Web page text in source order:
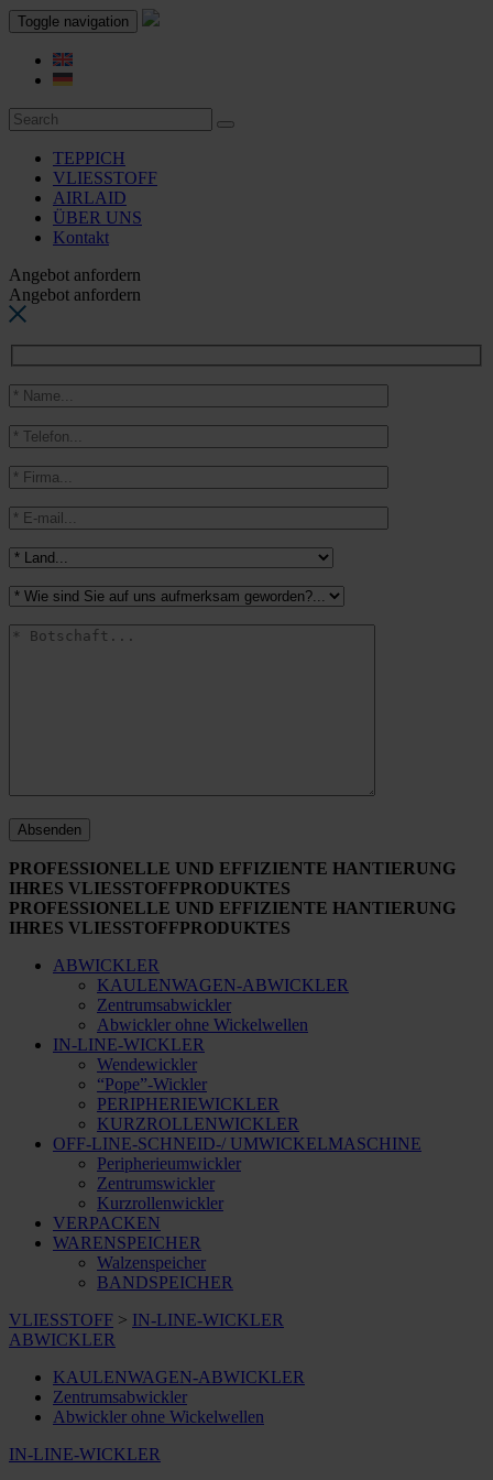
Toggle navigation
TEPPICH
VLIESSTOFF
AIRLAID
ÜBER UNS
Kontakt
Angebot anfordern
Angebot anfordern
PROFESSIONELLE UND EFFIZIENTE HANTIERUNG
IHRES VLIESSTOFFPRODUKTES
PROFESSIONELLE UND EFFIZIENTE HANTIERUNG
IHRES VLIESSTOFFPRODUKTES
ABWICKLER
KAULENWAGEN-ABWICKLER
Zentrumsabwickler
Abwickler ohne Wickelwellen
IN-LINE-WICKLER
Wendewickler
“Pope”-Wickler
PERIPHERIEWICKLER
KURZROLLENWICKLER
OFF-LINE-SCHNEID-/ UMWICKELMASCHINE
Peripherieumwickler
Zentrumswickler
Kurzrollenwickler
VERPACKEN
WARENSPEICHER
Walzenspeicher
BANDSPEICHER
VLIESSTOFF > IN-LINE-WICKLER
ABWICKLER
KAULENWAGEN-ABWICKLER
Zentrumsabwickler
Abwickler ohne Wickelwellen
IN-LINE-WICKLER